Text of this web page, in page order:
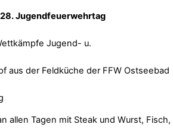
Jugendfeuerwehrtag
Jugend- u.
aus der Feldküche der FFW Ostseebad
allen Tagen mit Steak und Wurst, Fisch,